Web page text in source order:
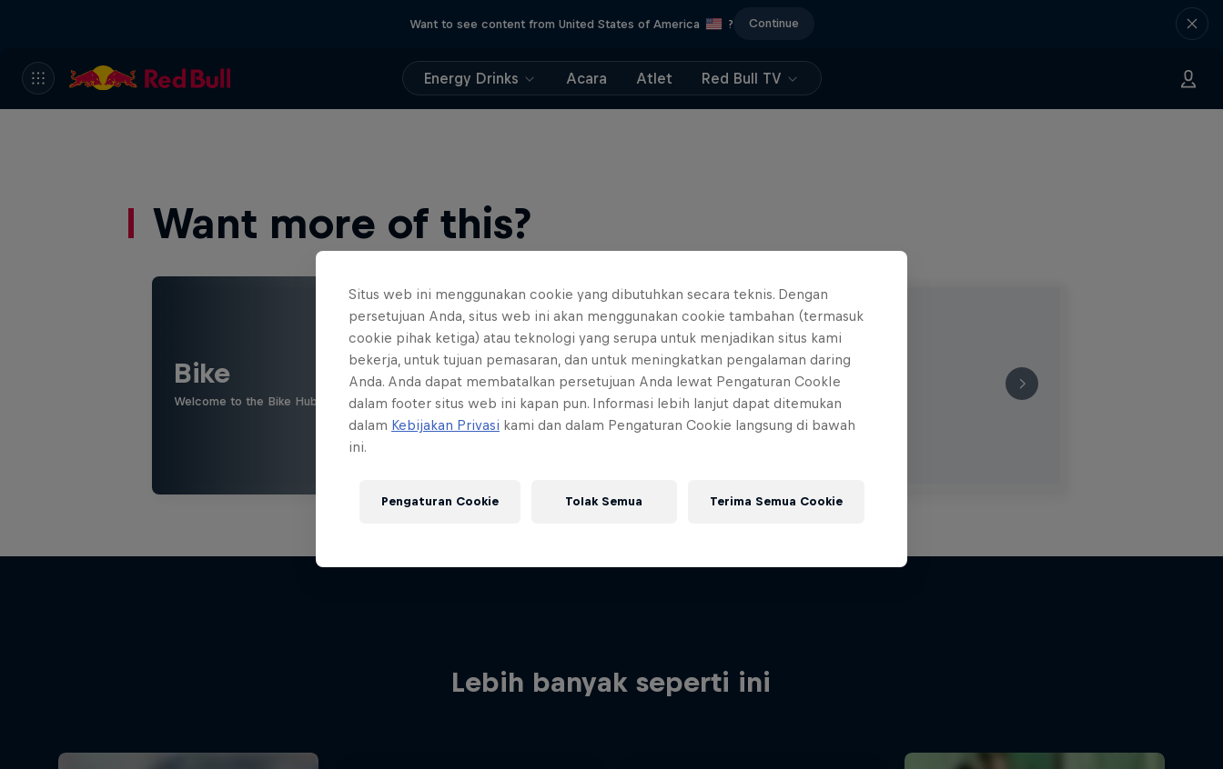
Want to see content from United States of America ? Continue
Energy Drinks Acara Atlet Red Bull TV
Want more of this?
Bike
Welcome to the Bike Hub, where you will find an action-packed collection of two-wheel films, shows …
Lebih banyak seperti ini
Situs web ini menggunakan cookie yang dibutuhkan secara teknis. Dengan
persetujuan Anda, situs web ini akan menggunakan cookie tambahan (termasuk
cookie pihak ketiga) atau teknologi yang serupa untuk menjadikan situs kami
bekerja, untuk tujuan pemasaran, dan untuk meningkatkan pengalaman daring
Anda. Anda dapat membatalkan persetujuan Anda lewat Pengaturan CookIe
dalam footer situs web ini kapan pun. Informasi lebih lanjut dapat ditemukan
dalam Kebijakan Privasi kami dan dalam Pengaturan Cookie langsung di bawah
ini.
Pengaturan Cookie Tolak Semua Terima Semua Cookie